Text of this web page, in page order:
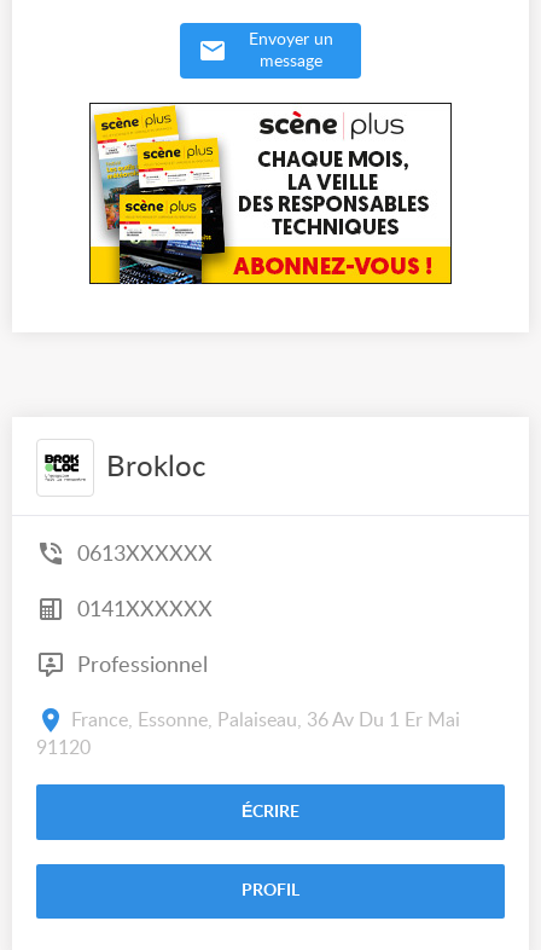
Envoyer un
message
Brokloc
0613XXXXXX
0141XXXXXX
Professionnel
France, Essonne, Palaiseau, 36 Av Du 1 Er Mai
91120
ÉCRIRE
PROFIL